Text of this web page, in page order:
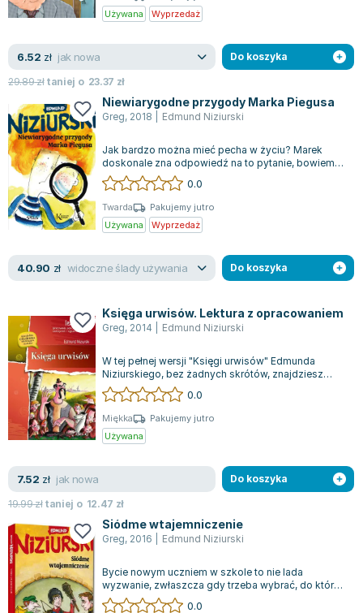
Używana
Wyprzedaż
6.52 zł jak nowa
29.89złtaniej o 23.37 zł
Do koszyka
Niewiarygodne przygody Marka Piegusa
Greg, 2018 Edmund Niziurski
Jak bardzo można mieć pecha w życiu? Marek
doskonale zna odpowiedź na to pytanie, bowiem
wydaje się, że wszystkie przeciwności los...
0.0
Twarda
Pakujemy jutro
Używana
Wyprzedaż
40.90 zł widoczne ślady używania Do koszyka
Księga urwisów. Lektura z opracowaniem
Greg, 2014 Edmund Niziurski
W tej pełnej wersji "Księgi urwisów" Edmunda
Niziurskiego, bez żadnych skrótów, znajdziesz
wszystkie istotne elementy potrzebne do...
0.0
Miękka
Pakujemy jutro
Używana
7.52 zł jak nowa
19.99złtaniej o 12.47 zł
Do koszyka
Siódme wtajemniczenie
Greg, 2016 Edmund Niziurski
Bycie nowym uczniem w szkole to nie lada
wyzwanie, zwłaszcza gdy trzeba wybrać, do której
z dwóch konkurujących grup dołączyć. W t...
0.0